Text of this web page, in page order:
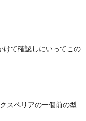
けて確認しにいってこの
スペリアの一個前の型